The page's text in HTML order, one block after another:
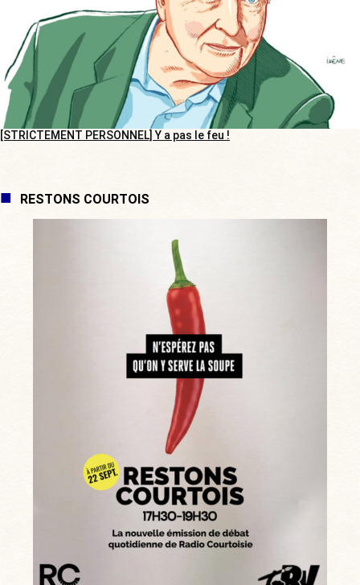
[STRICTEMENT PERSONNEL] Y a pas le feu !
RESTONS COURTOIS